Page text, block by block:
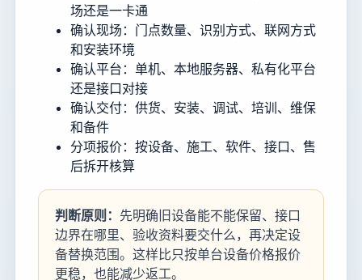
场还是一卡通
确认现场：门点数量、识别方式、联网方式
和安装环境
确认平台：单机、本地服务器、私有化平台
还是接口对接
确认交付：供货、安装、调试、培训、维保
和备件
分项报价：按设备、施工、软件、接口、售
后拆开核算
判断原则： 先明确旧设备能不能保留、接口
边界在哪里、验收资料要交什么，再决定设
备替换范围。这样比只按单台设备价格报价
更稳，也能减少返工。